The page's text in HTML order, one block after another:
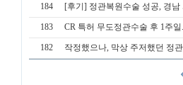
184 [후기] 정관복원수술 성공, 경남
183 CR 특허 무도정관수술 후 1주일
182 작정했으나, 막상 주저했던 정